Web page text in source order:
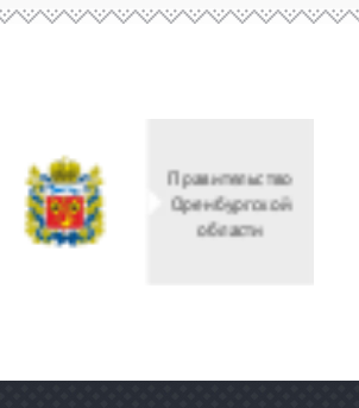
культуры
Российской
федерации